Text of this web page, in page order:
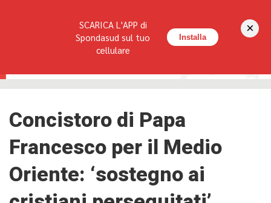
HOME LA RIVISTA REDAZIONE CONTATTI
Concistoro di Papa
Francesco per il Medio
Oriente: ‘sostegno ai
SCARICA L'APP di
Spondasud sul tuo
cellulare
Installa
×